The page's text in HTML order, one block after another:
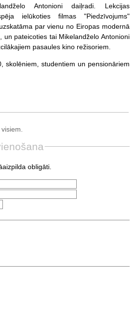
Antonioni daiļradi. Lekcijas
ielūkoties filmas "Piedzīvojums"
par vienu no Eiropas modernā
un pateicoties tai Mikelandželo Antonioni
pasaules kino režisoriem.
skolēniem, studentiem un pensionāriem
obligāti.